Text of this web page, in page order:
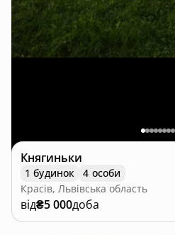
Княгиньки
1 будинок
4 особи
Красів, Львівська область
від₴5 000доба